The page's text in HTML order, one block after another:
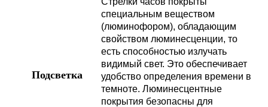
Подсветка
специальным веществом
(люминофором), обладающим
свойством люминесценции, то
есть способностью излучать
видимый свет. Это обеспечивает
удобство определения времени в
темноте. Люминесцентные
покрытия безопасны для